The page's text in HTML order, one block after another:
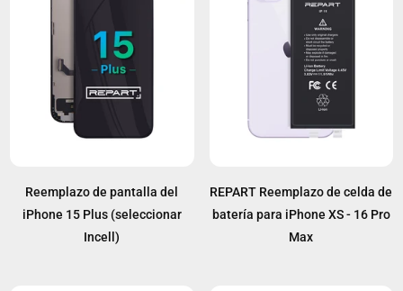
Reemplazo de pantalla del
iPhone 15 Plus (seleccionar
Incell)
REPART Reemplazo de celda de
batería para iPhone XS - 16 Pro
Max